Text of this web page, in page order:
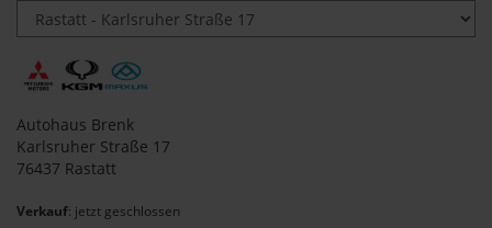
Autohaus Brenk
Karlsruher Straße 17
76437 Rastatt
Verkauf: jetzt geschlossen